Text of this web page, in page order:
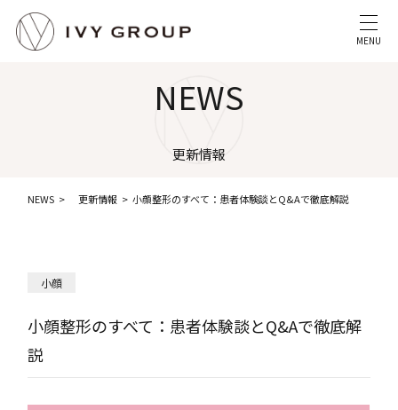
MENU
NEWS
更新情報
NEWS 更新情報 小顔整形のすべて：患者体験談とQ&Aで徹底解説
小顔
小顔整形のすべて：患者体験談とQ&Aで徹底解
説